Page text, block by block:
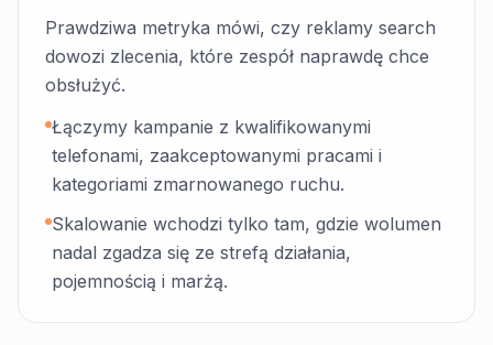
Prawdziwa metryka mówi, czy reklamy search
dowozi zlecenia, które zespół naprawdę chce
obsłużyć.
Łączymy kampanie z kwalifikowanymi
telefonami, zaakceptowanymi pracami i
kategoriami zmarnowanego ruchu.
Skalowanie wchodzi tylko tam, gdzie wolumen
nadal zgadza się ze strefą działania,
pojemnością i marżą.